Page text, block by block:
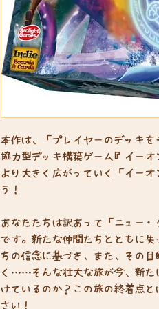
本作は、「プレイヤーのデッキ
協力型デッキ構築ゲーム『イー
より大きく広がっていく「イー
う！
あなたたちは訳あって「ニュー
です。新たな仲間たちとともに
ちの信念に基づき、また、その
く……そんな壮大な旅が今、新た
けているのか？この旅の終着点
さい！